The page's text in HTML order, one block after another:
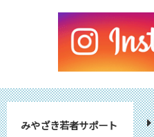
みやざき若者サポート